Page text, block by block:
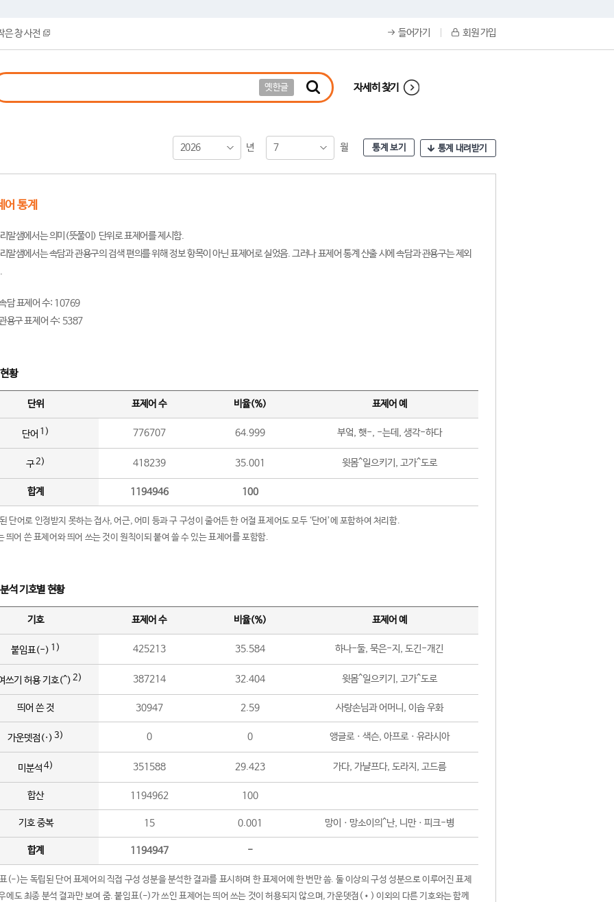
은 창 사전 들어가기 회원 가입
옛한글 자세히 찾기
2026 년 7 월 통계 보기 통계 내려받기
어 통계
말샘에서는 의미(뜻풀이) 단위로 표제어를 제시함.
말샘에서는 속담과 관용구의 검색 편의를 위해 정보 항목이 아닌 표제어로 실었음. 그러나 표제어 통계 산출 시에 속담과 관용구는 제외
담 표제어 수: 10769
용구 표제어 수: 5387
황
단위 표제어 수 비율(%) 표제어 예
단어 1) 776707 64.999 부엌, 햇-, -는데, 생각-하다
구2) 418239 35.001 윗몸^일으키기, 고가^도로
합계 1194946 100
단어로 인정받지 못하는 접사, 어근, 어미 등과 구 구성이 줄어든 한 어절 표제어도 모두 ‘단어’에 포함하여 처리함.
띄어 쓴 표제어와 띄어 쓰는 것이 원칙이되 붙여 쓸 수 있는 표제어를 포함함.
석 기호별 현황
기호 표제어 수 비율(%) 표제어 예
붙임표(-) 1) 425213 35.584 하나-둘, 묵은-지, 도긴-개긴
쓰기 허용 기호(^) 2) 387214 32.404 윗몸^일으키기, 고가^도로
띄어 쓴 것 30947 2.59 사랑손님과 어머니, 이솝 우화
가운뎃점(·) 3) 0 0 앵글로ㆍ색슨, 아프로ㆍ유라시아
미분석 4) 351588 29.423 가다, 가냘프다, 도라지, 고드름
합산 1194962 100
기호 중복 15 0.001 망이ㆍ망소이의^난, 니만ㆍ피크-병
합계 1194947 -
(-)는 독립된 단어 표제어의 직접 구성 성분을 분석한 결과를 표시하며 한 표제어에 한 번만 씀. 둘 이상의 구성 성분으로 이루어진 표제
에도 최종 분석 결과만 보여 줌. 붙임표(-)가 쓰인 표제어는 띄어 쓰는 것이 허용되지 않으며, 가운뎃점(•) 이외의 다른 기호와는 함께